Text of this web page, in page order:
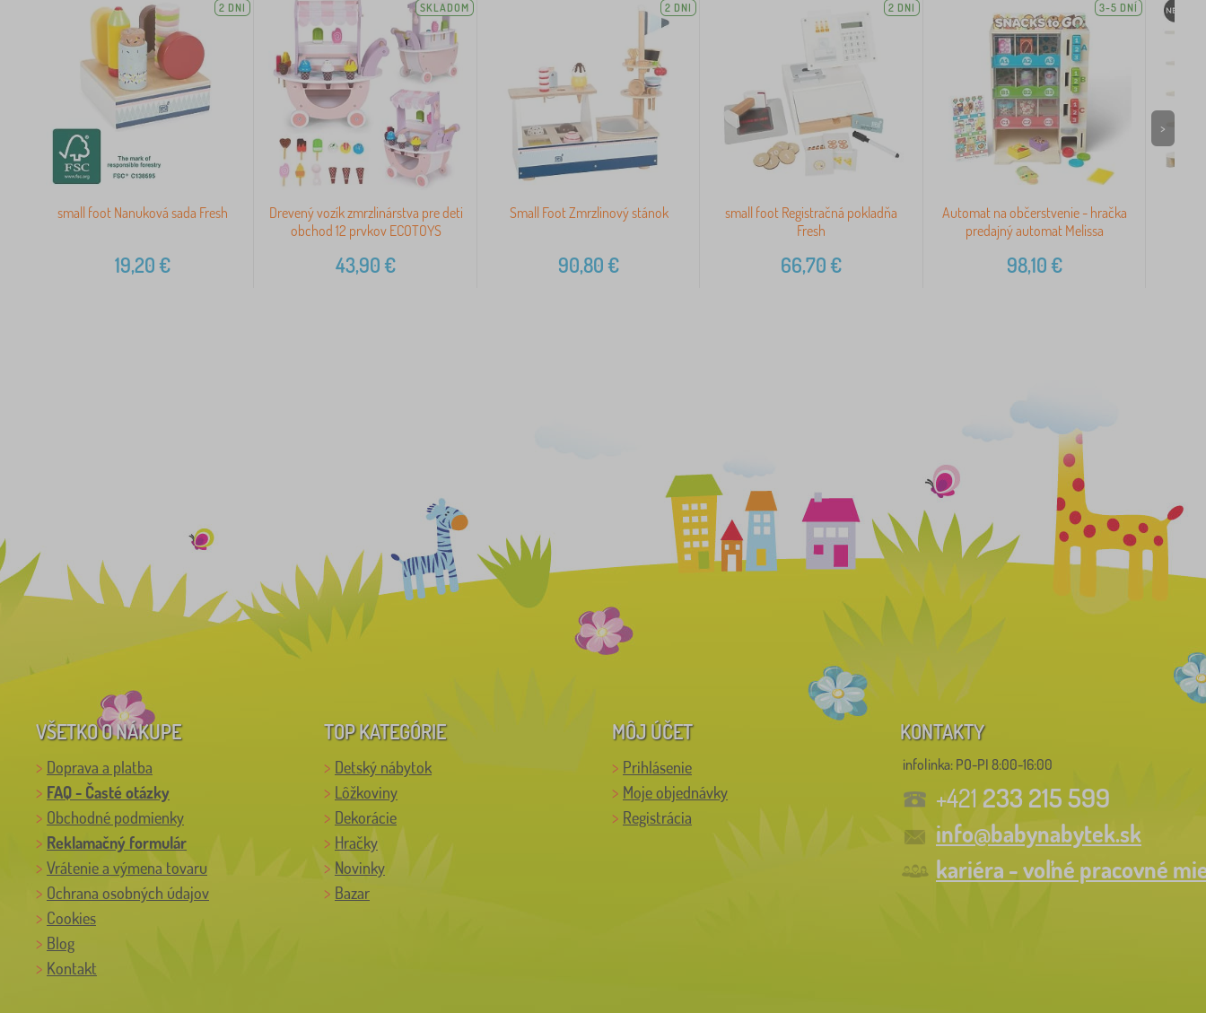
2 DNI
small foot Nanuková sada Fresh
19,20€
SKLADOM
Drevený vozík zmrzlinárstva pre deti
obchod 12 prvkov ECOTOYS
43,90€
2 DNI
Small Foot Zmrzlinový stánok
90,80€
2 DNI
small foot Registračná pokladňa
Fresh
66,70€
3-5 DNÍ
Automat na občerstvenie - hračka
predajný automat Melissa
98,10€
>
VŠETKO O NÁKUPE
Doprava a platba
FAQ - Časté otázky
Obchodné podmienky
Reklamačný formulár
Vrátenie a výmena tovaru
Ochrana osobných údajov
Cookies
Blog
Kontakt
TOP KATEGÓRIE
Detský nábytok
Lôžkoviny
Dekorácie
Hračky
Novinky
Bazar
MÔJ ÚČET
Prihlásenie
Moje objednávky
Registrácia
KONTAKTY
infolinka: PO-PI 8:00-16:00
+421 233 215 599
info@babynabytek.sk
kariéra - voľné pracovné